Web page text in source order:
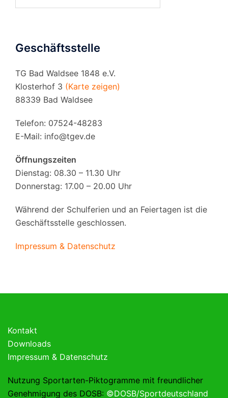
Geschäftsstelle
TG Bad Waldsee 1848 e.V.
Klosterhof 3 (Karte zeigen)
88339 Bad Waldsee
Telefon: 07524-48283
E-Mail: info@tgev.de
Öffnungszeiten
Dienstag: 08.30 – 11.30 Uhr
Donnerstag: 17.00 – 20.00 Uhr
Während der Schulferien und an Feiertagen ist die
Geschäftsstelle geschlossen.
Impressum & Datenschutz
Kontakt
Downloads
Impressum & Datenschutz
Nutzung Sportarten-Piktogramme mit freundlicher
Genehmigung des DOSB: ©DOSB/Sportdeutschland